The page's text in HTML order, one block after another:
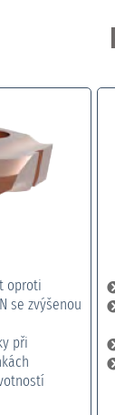
oproti
se zvýšenou
při